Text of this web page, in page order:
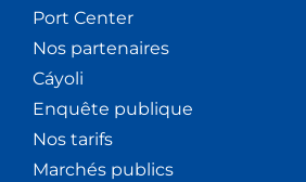
Port Center
Nos partenaires
Cáyoli
Enquête publique
Nos tarifs
Marchés publics